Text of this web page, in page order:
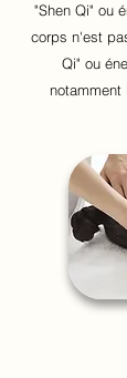
"Shen Qi" ou
corps n'est
Qi" ou
notamment